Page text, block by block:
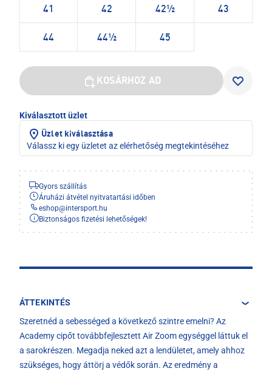
41 42 42½ 43
44 44½ 45
KOSÁRHOZ AD
Kiválasztott üzlet
Üzlet kiválasztása
Válassz ki egy üzletet az elérhetőség megtekintéséhez
Gyors szállítás
Áruházi átvétel nyitvatartási időben
eshop@intersport.hu
Biztonságos fizetési lehetőségek!
ÁTTEKINTÉS
Szeretnéd a sebességed a következő szintre emelni? Az
Academy cipőt továbbfejlesztett Air Zoom egységgel láttuk el
a sarokrészen. Megadja neked azt a lendületet, amely ahhoz
szükséges, hogy áttörj a védők során. Az eredmény a